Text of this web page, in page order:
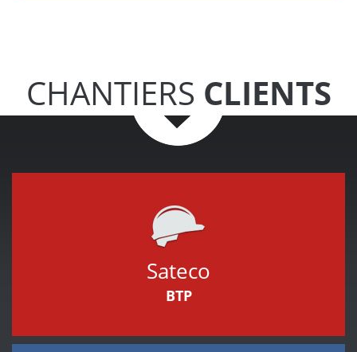
CHANTIERS CLIENTS
Sateco
BTP